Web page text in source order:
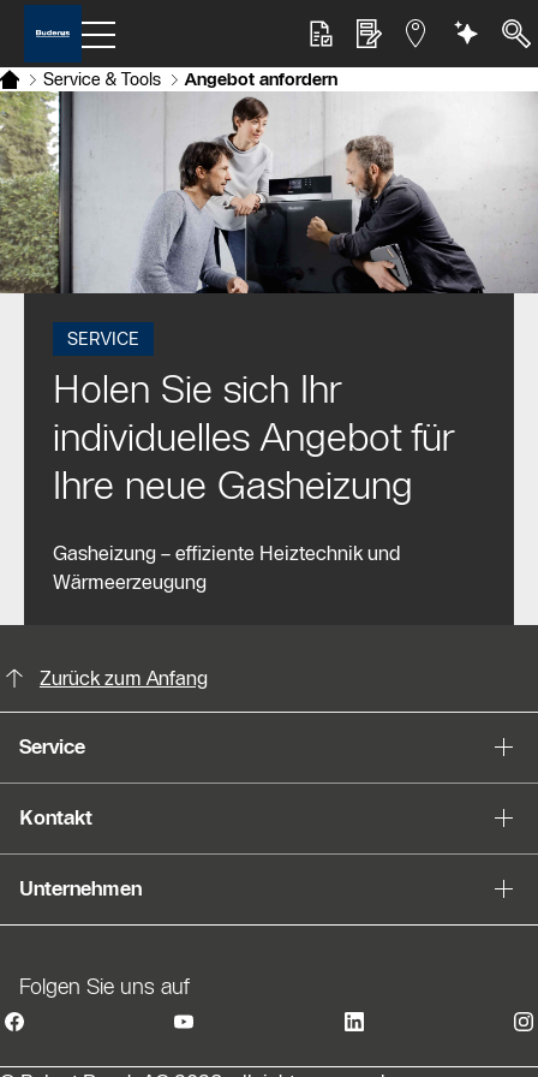
Service & Tools Angebot anfordern
SERVICE
Holen Sie sich Ihr
individuelles Angebot für
Ihre neue Gasheizung
Gasheizung – effiziente Heiztechnik und
Wärmeerzeugung
Zurück zum Anfang
Service
Kontakt
Unternehmen
Folgen Sie uns auf